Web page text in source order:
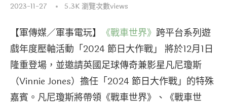
2023-11-27 5.3K瀏覽次數views
【軍傳媒／軍事電玩】 《戰車世界》 跨平台系列遊
戲年度壓軸活動「2024 節日大作戰」 將於12月1日
隆重登場，並邀請英國足球傳奇兼影星凡尼瓊斯
（Vinnie Jones）擔任「2024 節日大作戰」的特殊
嘉賓。凡尼瓊斯將帶領《戰車世界》、《戰車世